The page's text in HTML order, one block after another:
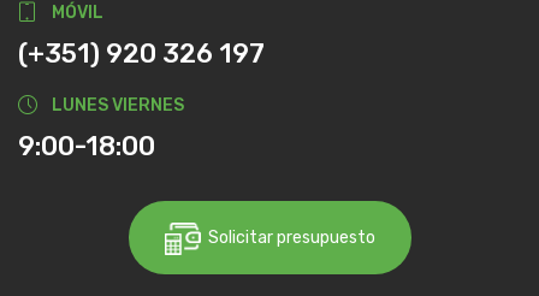
MÓVIL
(+351) 920 326 197
LUNES VIERNES
9:00-18:00
Solicitar presupuesto